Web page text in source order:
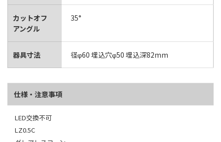
カットオフ
アングル
35°
器具寸法 径φ60 埋込穴φ50 埋込深82mm
仕様・注意事項
LED交換不可
LZ0.5C